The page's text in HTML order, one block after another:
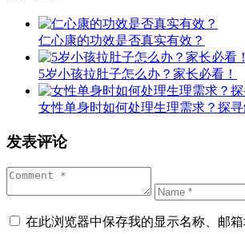
仁心康的功效是否真实有效？
5岁小孩拉肚子怎么办？家长必看！
女性单身时如何处理生理需求？探寻
发表评论
在此浏览器中保存我的显示名称、邮